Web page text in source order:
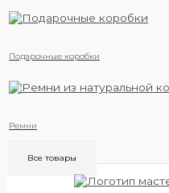
Подарочные коробки
Ремни
Все товары